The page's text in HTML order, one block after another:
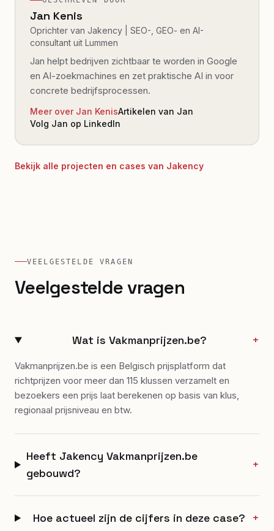
Jan Kenis
Oprichter van Jakency | SEO-, GEO- en AI-
consultant uit Lummen
Jan helpt bedrijven zichtbaar te worden in Google
en AI-zoekmachines en zet praktische AI in voor
concrete bedrijfsprocessen.
Meer over Jan KenisArtikelen van Jan
Volg Jan op LinkedIn
Bekijk alle projecten en cases van Jakency
VEELGESTELDE VRAGEN
Veelgestelde vragen
Wat is Vakmanprijzen.be? +
Vakmanprijzen.be is een Belgisch prijsplatform dat
richtprijzen voor meer dan 115 klussen verzamelt en
bezoekers een prijs laat berekenen op basis van klus,
regionaal prijsniveau en btw.
Heeft Jakency Vakmanprijzen.be
gebouwd?
+
Hoe actueel zijn de cijfers in deze case? +